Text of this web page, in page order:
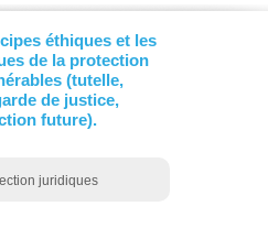
éthiques et les
de la protection
(tutelle,
de justice,
future).
juridiques